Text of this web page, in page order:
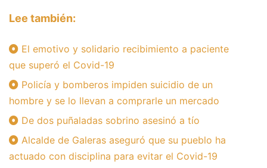
Lee también:
El emotivo y solidario recibimiento a paciente
que superó el Covid-19
Policía y bomberos impiden suicidio de un
hombre y se lo llevan a comprarle un mercado
De dos puñaladas sobrino asesinó a tío
Alcalde de Galeras aseguró que su pueblo ha
actuado con disciplina para evitar el Covid-19